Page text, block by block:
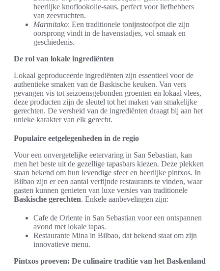
heerlijke knoflookolie-saus, perfect voor liefhebbers
van zeevruchten.
Marmitako: Een traditionele tonijnstoofpot die zijn
oorsprong vindt in de havenstadjes, vol smaak en
geschiedenis.
De rol van lokale ingrediënten
Lokaal geproduceerde ingrediënten zijn essentieel voor de
authentieke smaken van de Baskische keuken. Van vers
gevangen vis tot seizoensgebonden groenten en lokaal vlees,
deze producten zijn de sleutel tot het maken van smakelijke
gerechten. De versheid van de ingrediënten draagt bij aan het
unieke karakter van elk gerecht.
Populaire eetgelegenheden in de regio
Voor een onvergetelijke eetervaring in San Sebastian, kan
men het beste uit de gezellige tapasbars kiezen. Deze plekken
staan bekend om hun levendige sfeer en heerlijke pintxos. In
Bilbao zijn er een aantal verfijnde restaurants te vinden, waar
gasten kunnen genieten van luxe versies van traditionele
Baskische gerechten. Enkele aanbevelingen zijn:
Cafe de Oriente in San Sebastian voor een ontspannen
avond met lokale tapas.
Restaurante Mina in Bilbao, dat bekend staat om zijn
innovatieve menu.
Pintxos proeven: De culinaire traditie van het Baskenland